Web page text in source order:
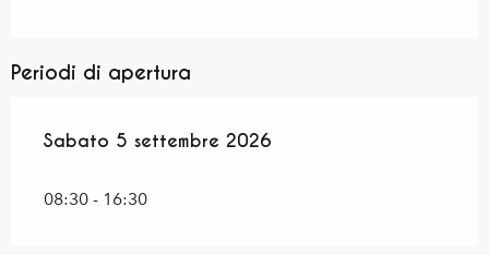
Periodi di apertura
Sabato 5 settembre 2026
Sabato 5 settembre 2026
08:30 - 16:30